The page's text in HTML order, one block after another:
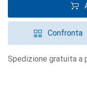
Confronta
Spedizione gratuita a